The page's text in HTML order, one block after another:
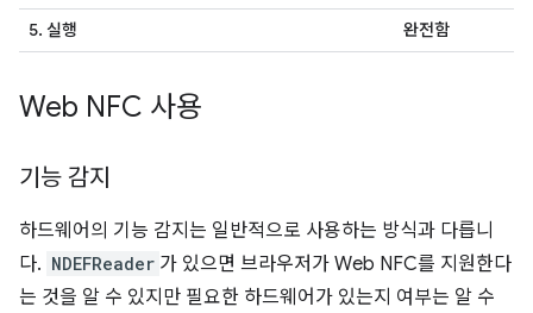
5. 실행
완전함
Web NFC 사용
기능 감지
하드웨어의 기능 감지는 일반적으로 사용하는 방식과 다릅니
다. NDEFReader 가 있으면 브라우저가 Web NFC를 지원한다
는 것을 알 수 있지만 필요한 하드웨어가 있는지 여부는 알 수